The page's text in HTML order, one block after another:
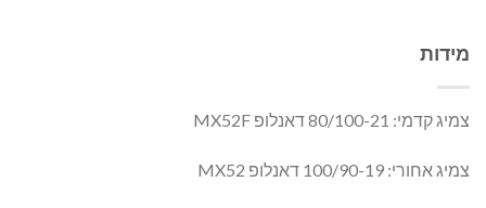
מידות
צמיג קדמי: 80/100-21 דאנלופ MX52F
צמיג אחורי: 100/90-19 דאנלופ MX52